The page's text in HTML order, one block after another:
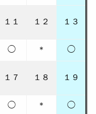
１１ １２ １３
◯ ＊ ◯
１７ １８ １９
◯ ＊ ◯